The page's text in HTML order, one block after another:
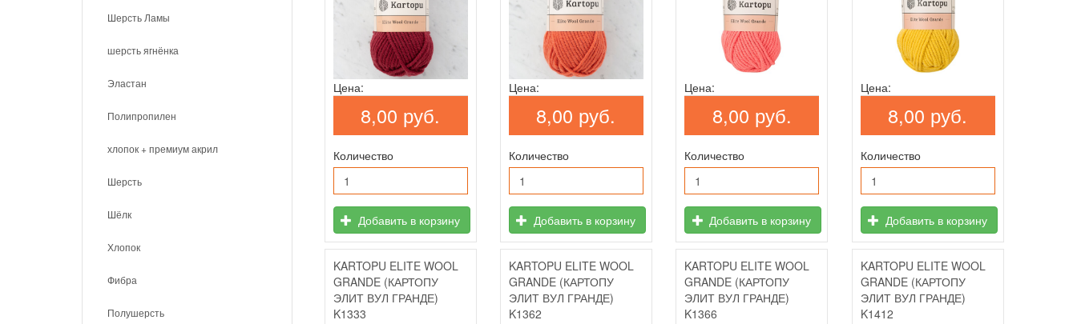
Шерсть Ламы
шерсть ягнёнка
Эластан
Полипропилен
хлопок + премиум акрил
Шерсть
Шёлк
Хлопок
Фибра
Полушерсть
Цена:
8,00 руб.
Количество
Добавить в корзину
Цена:
8,00 руб.
Количество
Добавить в корзину
Цена:
8,00 руб.
Количество
Добавить в корзину
Цена:
8,00 руб.
Количество
Добавить в корзину
KARTOPU ELITE WOOL
GRANDE (КАРТОПУ
ЭЛИТ ВУЛ ГРАНДЕ)
K1333
KARTOPU ELITE WOOL
GRANDE (КАРТОПУ
ЭЛИТ ВУЛ ГРАНДЕ)
K1362
KARTOPU ELITE WOOL
GRANDE (КАРТОПУ
ЭЛИТ ВУЛ ГРАНДЕ)
K1366
KARTOPU ELITE WOOL
GRANDE (КАРТОПУ
ЭЛИТ ВУЛ ГРАНДЕ)
K1412